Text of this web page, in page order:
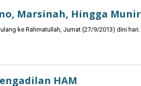
Marsinah, Hingga Munir
ke Rahmatullah, Jumat (27/9/2013) dini hari.
HAM